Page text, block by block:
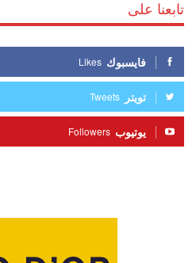
تابعنا على
فايسبوك Likes
تويتر Tweets
يوتيوب Followers